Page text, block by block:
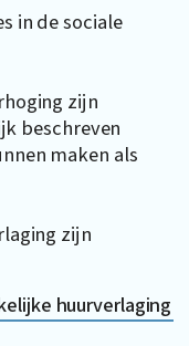
in de sociale
zijn
beschreven
maken als
zijn
huurverlaging